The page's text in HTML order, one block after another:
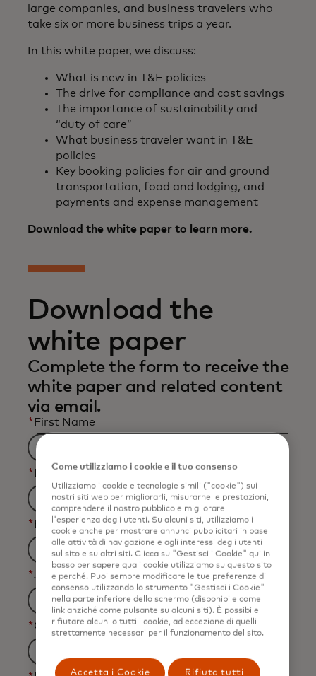
large companies, and business travelers who
take six or more business trips a year.
In this white paper, we discuss:
What is new in T&E policies
The drive for compliance and cost savings
The importance of sustainability and
“duty of care”
What business traveler want in T&E
policies
Key booking policies for air and ground
transportation, food and lodging, and
payments and expense management
Download the white paper to learn more.
Download the
white paper
Complete the form to receive the
white paper and related content
via email.
* First Name
* Last Name
* Business Email Address
*Job Title
*Organization Name
Come utilizziamo i cookie e il tuo consenso
Utilizziamo i cookie e tecnologie simili ("cookie") sui
nostri siti web per migliorarli, misurarne le prestazioni,
comprendere il nostro pubblico e migliorare
l'esperienza degli utenti. Su alcuni siti, utilizziamo i
cookie anche per mostrare annunci pubblicitari in base
alle attività di navigazione e agli interessi degli utenti
sul sito e su altri siti. Clicca su "Gestisci i Cookie" qui in
basso per sapere quali cookie utilizziamo su questo sito
e perché. Puoi sempre modificare le tue preferenze di
consenso utilizzando lo strumento "Gestisci i Cookie"
nella parte inferiore dello schermo (disponibile come
link anziché come pulsante su alcuni siti). È possibile
rifiutare alcuni o tutti i cookie, ad eccezione di quelli
strettamente necessari per il funzionamento del sito.
Accetta i Cookie Rifiuta tutti